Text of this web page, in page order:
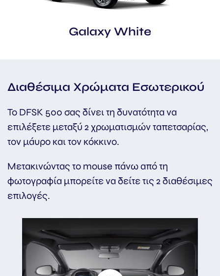
Galaxy White
Διαθέσιμα Χρώματα Εσωτερικού
Το DFSK 500 σας δίνει τη δυνατότητα να
επιλέξετε μεταξύ 2 χρωματισμών ταπετσαρίας,
τον μάυρο και τον κόκκινο.
Μετακινώντας το mouse πάνω από τη
φωτογραφία μπορείτε να δείτε τις 2 διαθέσιμες
επιλογές.